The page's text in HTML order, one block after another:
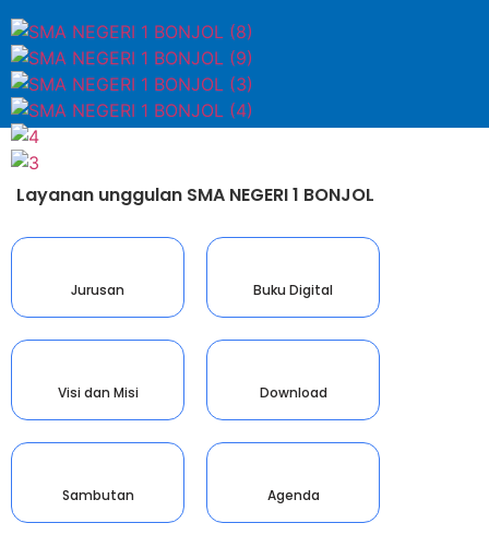
Layanan unggulan SMA NEGERI 1 BONJOL
Jurusan Buku Digital
Visi dan Misi Download
Sambutan Agenda